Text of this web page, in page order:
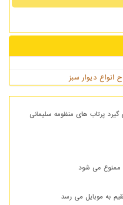
دیوار سبز
قرار می گیرد پرتاب های منظومه سلیمانی
ممنوع می شود
به موبایل می رسد